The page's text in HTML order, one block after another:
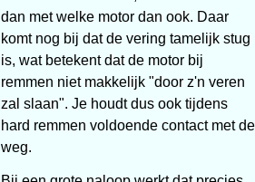
dan met welke motor dan ook. Daar
komt nog bij dat de vering tamelijk stug
is, wat betekent dat de motor bij
remmen niet makkelijk "door z'n veren
zal slaan". Je houdt dus ook tijdens
hard remmen voldoende contact met de
weg.